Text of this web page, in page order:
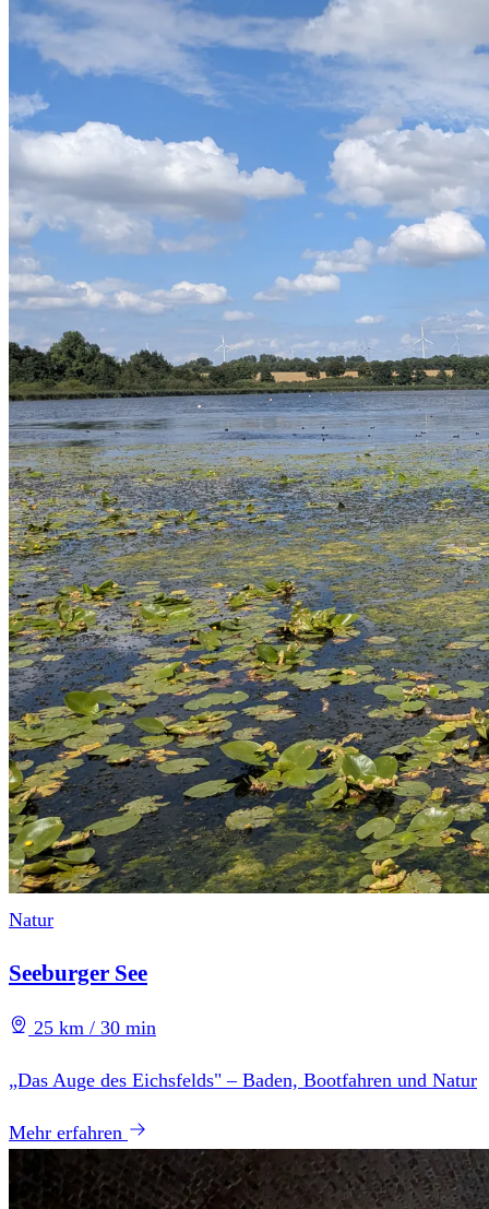
Natur
Seeburger See
25 km / 30 min
„Das Auge des Eichsfelds" – Baden, Bootfahren und Natur
Mehr erfahren